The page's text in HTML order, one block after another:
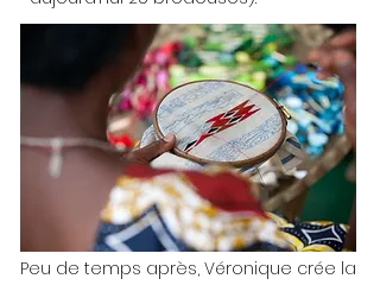
Peu de temps après, Véronique crée la